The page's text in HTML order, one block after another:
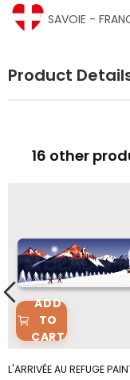
SAVOIE -
Product
16 other
ADD
TO
CART
L'ARRIVÉE AU REFUGE